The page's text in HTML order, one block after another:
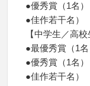
●優秀賞（1名
●佳作若干名）
【中学生／高
●最優秀賞（1
●優秀賞（1名
●佳作若干名）